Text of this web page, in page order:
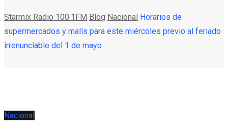
Starmix Radio 100.1FM Blog Nacional Horarios de
supermercados y malls para este miércoles previo al feriado
irrenunciable del 1 de mayo
Nacional